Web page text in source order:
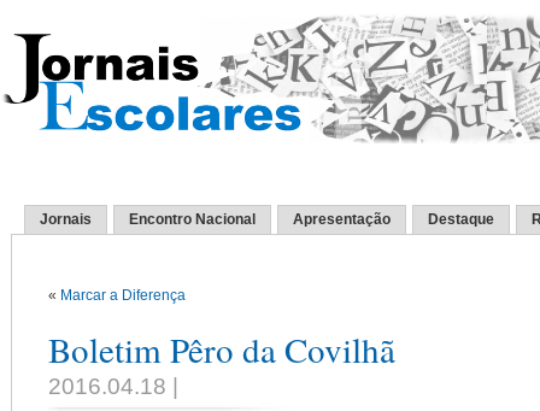
Jornais Encontro Nacional Apresentação Destaque
« Marcar a Diferença
Boletim Pêro da Covilhã
2016.04.18 |